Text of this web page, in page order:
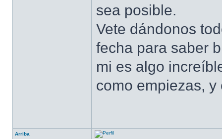
sea posible.
Vete dándonos
fecha para saber
mi es algo
como empiezas,
Arriba